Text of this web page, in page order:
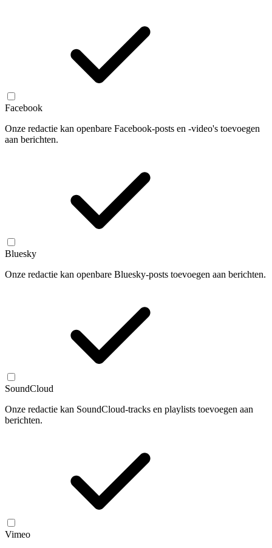
Facebook
Onze redactie kan openbare Facebook-posts en -video's toevoegen
aan berichten.
Bluesky
Onze redactie kan openbare Bluesky-posts toevoegen aan berichten.
SoundCloud
Onze redactie kan SoundCloud-tracks en playlists toevoegen aan
berichten.
Vimeo